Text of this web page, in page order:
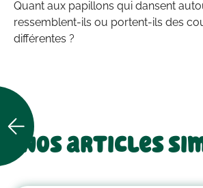
Quant aux papillons qui dansent
ressemblent-ils ou portent-ils des
différentes ?
Nos articles